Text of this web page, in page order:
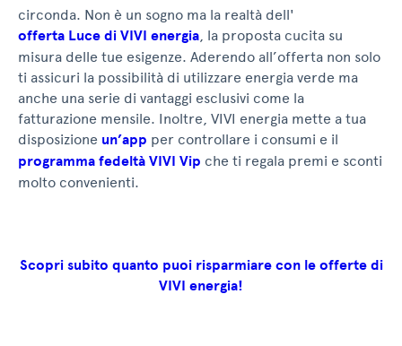
circonda. Non è un sogno ma la realtà dell'
offerta Luce di VIVI energia, la proposta cucita su
misura delle tue esigenze. Aderendo all’offerta non solo
ti assicuri la possibilità di utilizzare energia verde ma
anche una serie di vantaggi esclusivi come la
fatturazione mensile. Inoltre, VIVI energia mette a tua
disposizione un’app per controllare i consumi e il
programma fedeltà VIVI Vip che ti regala premi e sconti
molto convenienti.
Scopri subito quanto puoi risparmiare con le offerte di
VIVI energia!